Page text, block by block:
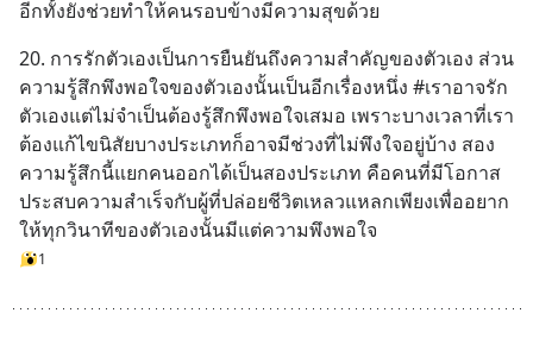
อีกทั้งยังช่วยทำให้คนรอบข้างมีความสุขด้วย
20. การรักตัวเองเป็นการยืนยันถึงความสำคัญของตัวเอง ส่วน
ความรู้สึกพึงพอใจของตัวเองนั้นเป็นอีกเรื่องหนึ่ง #เราอาจรัก
ตัวเองแต่ไม่จำเป็นต้องรู้สึกพึงพอใจเสมอ เพราะบางเวลาที่เรา
ต้องแก้ไขนิสัยบางประเภทก็อาจมีช่วงที่ไม่พึงใจอยู่บ้าง สอง
ความรู้สึกนี้แยกคนออกได้เป็นสองประเภท คือคนที่มีโอกาส
ประสบความสำเร็จกับผู้ที่ปล่อยชีวิตเหลวแหลกเพียงเพื่ออยาก
ให้ทุกวินาทีของตัวเองนั้นมีแต่ความพึงพอใจ
1